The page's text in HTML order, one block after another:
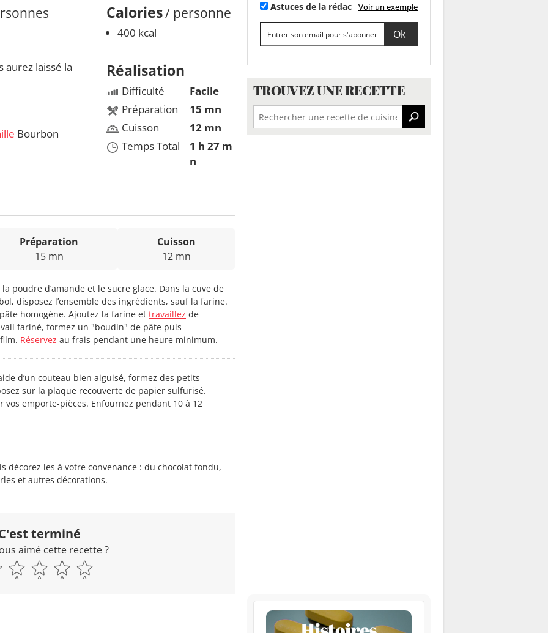
aurez laissé la
Bourbon
Calories/ personne
400 kcal
Réalisation
Difficulté
Préparation
Cuisson
Temps Total
Facile
15 mn
12 mn
1 h 27 m
n
Préparation
15 mn
Cuisson
12 mn
poudre d’amande et le sucre glace. Dans la cuve de
disposez l’ensemble des ingrédients, sauf la farine.
homogène. Ajoutez la farine et travaillez de
fariné, formez un "boudin" de pâte puis
Réservez au frais pendant une heure minimum.
d’un couteau bien aiguisé, formez des petits
sur la plaque recouverte de papier sulfurisé.
vos emporte-pièces. Enfournez pendant 10 à 12
décorez les à votre convenance : du chocolat fondu,
et autres décorations.
terminé
aimé cette recette ?
Astuces de la rédac Voir un exemple
TROUVEZ UNE RECETTE